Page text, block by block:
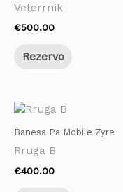
Veterrnik
€500.00
Rezervo
Banesa Pa Mobile Zyre
Rruga B
€400.00